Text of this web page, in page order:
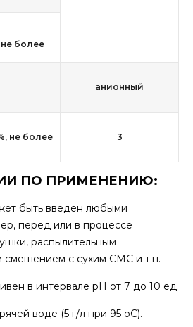
более
анионный
не более 3
ПО ПРИМЕНЕНИЮ:
быть введен любыми
перед или в процессе
распылительным
смешением с сухим СМС и т.п.
в интервале рН от 7 до 10 ед.
воде (5 г/л при 95 oС).